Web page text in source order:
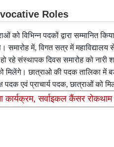
को विभिन्न पदकों द्वारा सम्मानित
में, विगत सत्र में महाविद्यालय
रहे संस्थापक दिवस समारोह को नारी
छात्राओ की पदक तालिका में
एवं प्राचार्य पदक, छात्राओं को
सर्वाइकल कैंसर